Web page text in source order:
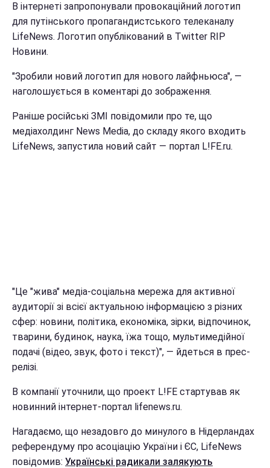
В інтернеті запропонували провокаційний логотип
для путінського пропагандистського телеканалу
LifeNews. Логотип опублікований в Twitter RIP
Новини.
"Зробили новий логотип для нового лайфньюса", —
наголошується в коментарі до зображення.
Раніше російські ЗМІ повідомили про те, що
медіахолдинг News Media, до складу якого входить
LifeNews, запустила новий сайт — портал L!FE.ru.
"Це "жива" медіа-соціальна мережа для активної
аудиторії зі всієї актуальною інформацією з різних
сфер: новини, політика, економіка, зірки, відпочинок,
тварини, будинок, наука, їжа тощо, мультимедійної
подачі (відео, звук, фото і текст)", — йдеться в прес-
релізі.
В компанії уточнили, що проект L!FE стартував як
новинний інтернет-портал lifenews.ru.
Нагадаємо, що незадовго до минулого в Нідерландах
референдуму про асоціацію України і ЄС, LifeNews
повідомив: Українські радикали залякують